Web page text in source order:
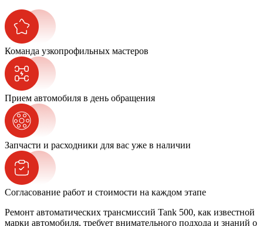
Команда узкопрофильных мастеров
Прием автомобиля в день обращения
Запчасти и расходники для вас уже в наличии
Согласование работ и стоимости на каждом этапе
Ремонт автоматических трансмиссий Tank 500, как известной
марки автомобиля, требует внимательного подхода и знаний о